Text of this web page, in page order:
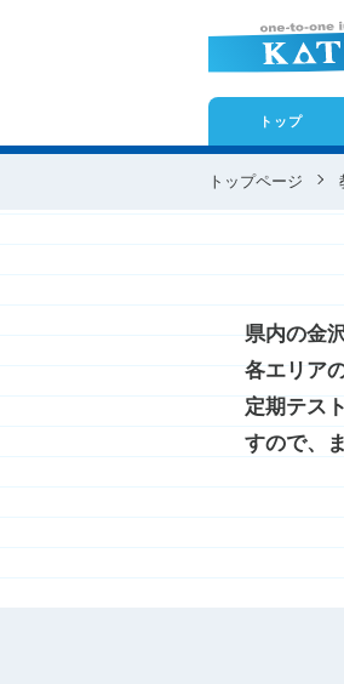
トップ
トップページ
県内の金
各エリア
定期テス
すので、